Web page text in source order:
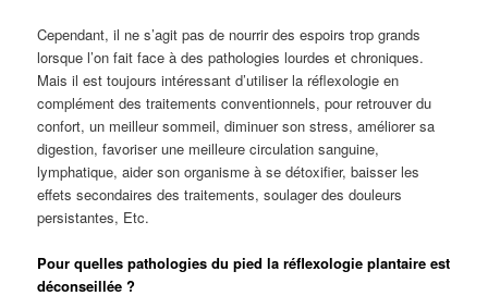
Cependant, il ne s’agit pas de nourrir des espoirs trop grands
lorsque l’on fait face à des pathologies lourdes et chroniques.
Mais il est toujours intéressant d’utiliser la réflexologie en
complément des traitements conventionnels, pour retrouver du
confort, un meilleur sommeil, diminuer son stress, améliorer sa
digestion, favoriser une meilleure circulation sanguine,
lymphatique, aider son organisme à se détoxifier, baisser les
effets secondaires des traitements, soulager des douleurs
persistantes, Etc.
Pour quelles pathologies du pied la réflexologie plantaire est
déconseillée ?